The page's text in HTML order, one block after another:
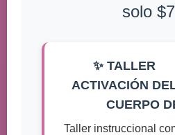
solo
✨ TALLER
ACTIVACIÓN
CUERPO
Taller instruccional